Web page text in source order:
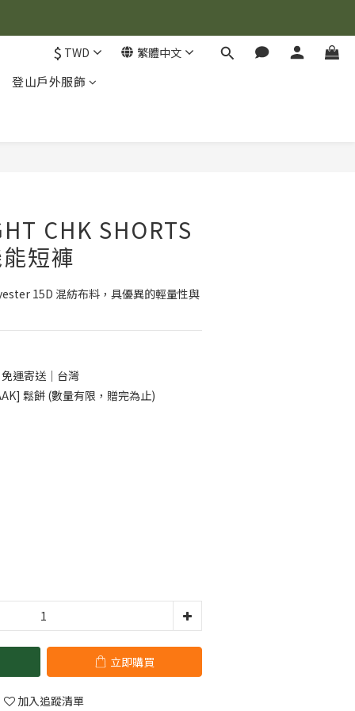
$ TWD 繁體中文
登山戶外服飾
CHK SHORTS
短褲
15D 混紡布料，具優異的輕量性與
運寄送｜台灣
鬆餅 (數量有限，贈完為止)
立即購買
加入追蹤清單